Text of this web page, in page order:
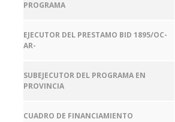
PROGRAMA
EJECUTOR DEL PRESTAMO BID 1895/OC-
AR-
SUBEJECUTOR DEL PROGRAMA EN
PROVINCIA
CUADRO DE FINANCIAMIENTO